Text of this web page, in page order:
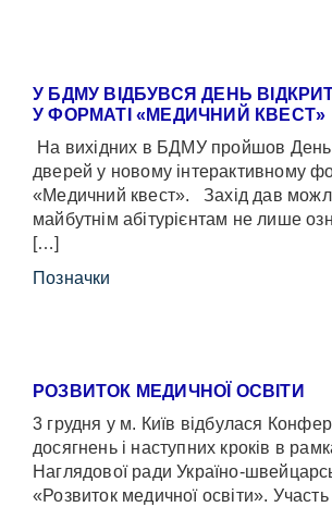
У БДМУ ВІДБУВСЯ ДЕНЬ
У ФОРМАТІ «МЕДИЧНИЙ КВЕСТ»
На вихідних в БДМУ пройшов День
дверей у новому інтерактивному
«Медичний квест». Захід дав
майбутнім абітурієнтам не лише
[…]
Позначки
РОЗВИТОК МЕДИЧНОЇ ОСВІТИ
3 грудня у м. Київ відбулася
досягнень і наступних кроків в
Наглядової ради Україно-
«Розвиток медичної освіти». Участь